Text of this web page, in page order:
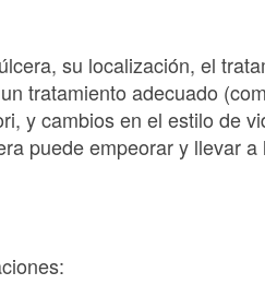
su localización, el
tratamiento adecuado
y cambios en el estilo de
puede empeorar y llevar